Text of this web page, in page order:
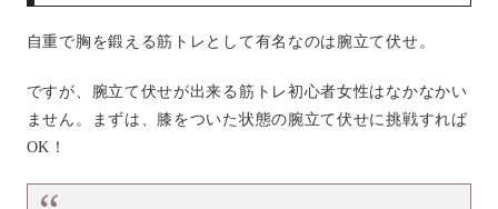
自重で胸を鍛える筋トレとして有名なのは腕立て伏せ。
ですが、腕立て伏せが出来る筋トレ初心者女性はなかなかい
ません。まずは、膝をついた状態の腕立て伏せに挑戦すれば
OK！